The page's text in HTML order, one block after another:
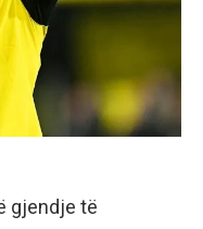
gjendje të